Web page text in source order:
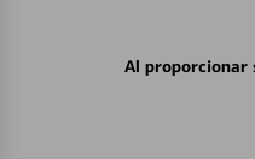
Al proporcionar